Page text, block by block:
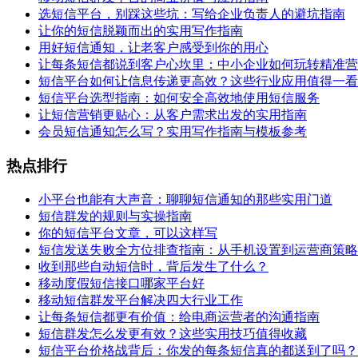
选短信平台，别踩这些坑：写给企业负责人的避坑指南
让你的短信脱颖而出的实用写作指南
用好短信通知，让老客户感受到你的用心
让每条短信都说到客户心坎里：中小企业如何玩转精准
短信平台如何让信息传递更高效？这些行业应用值得一看
短信平台选型指南：如何安全高效地使用短信服务
让短信营销更贴心：从客户需求出发的实用指南
会员短信通知怎么写？实用写作指南与模板参考
热点排行
小平台也能有大声音：聊聊短信通知的那些实用门道
短信群发的规则与实操指南
你的短信平台文章，可以这样写
短信发送失败全方位排查指南：从手机设置到运营商策
收到那些自动短信时，背后发生了什么？
移动度假短信接口哪家平台好
移动短信群发平台解决四大行业工作
让每条短信都更有价值：给电商运营者的沟通指南
短信群发怎么发更有效？这些实用技巧值得收藏
短信平台价格战背后：你发的每条短信真的都送到了吗？